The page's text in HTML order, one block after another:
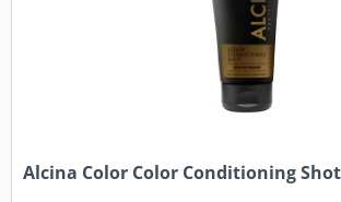
Alcina Color Color Conditioning